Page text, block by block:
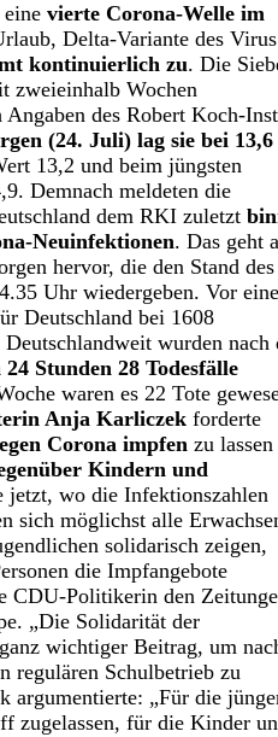
eine vierte Corona-Welle im
Delta-Variante des
kontinuierlich zu. Die
zweieinhalb Wochen
des Robert Koch-
(24. Juli) lag sie bei 13,6
13,2 und beim jüngsten
Demnach meldeten die
dem RKI zuletzt
Neuinfektionen. Das geht
hervor, die den Stand des
Uhr wiedergeben. Vor
Deutschland bei 1608
wurden nach
Stunden 28 Todesfälle
waren es 22 Tote
Anja Karliczek forderte
Corona impfen zu
Kindern und
jetzt, wo die Infektionszahlen
sich möglichst alle
solidarisch zeigen,
die Impfangebote
CDU-Politikerin den
„Die Solidarität der
wichtiger Beitrag, um
regulären Schulbetrieb zu
argumentierte: „Für die
zugelassen, für die Kinder